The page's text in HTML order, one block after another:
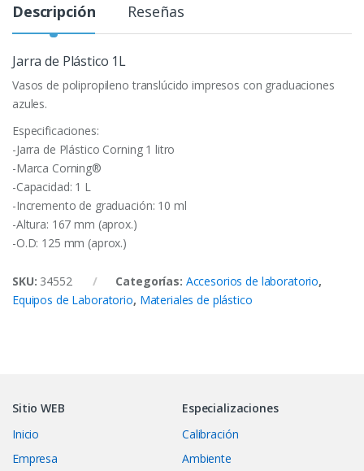
Descripción Reseñas
Jarra de Plástico 1L
Vasos de polipropileno translúcido impresos con graduaciones
azules.
Especificaciones:
-Jarra de Plástico Corning 1 litro
-Marca Corning®
-Capacidad: 1 L
-Incremento de graduación: 10 ml
-Altura: 167 mm (aprox.)
-O.D: 125 mm (aprox.)
SKU: 34552 Categorías: Accesorios de laboratorio,
Equipos de Laboratorio, Materiales de plástico
Sitio WEB
Inicio
Empresa
Especializaciones
Calibración
Ambiente